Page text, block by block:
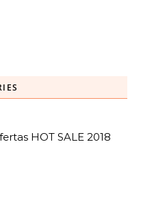
HOT SALE 2018